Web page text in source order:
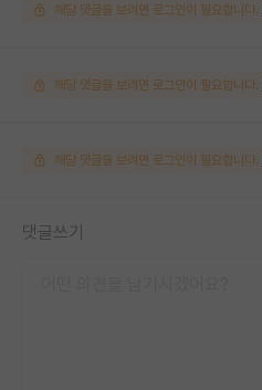
해당 댓글을 보려면 로그인이 필요합니다.
해당 댓글을 보려면 로그인이 필요합니다.
해당 댓글을 보려면 로그인이 필요합니다.
댓글쓰기